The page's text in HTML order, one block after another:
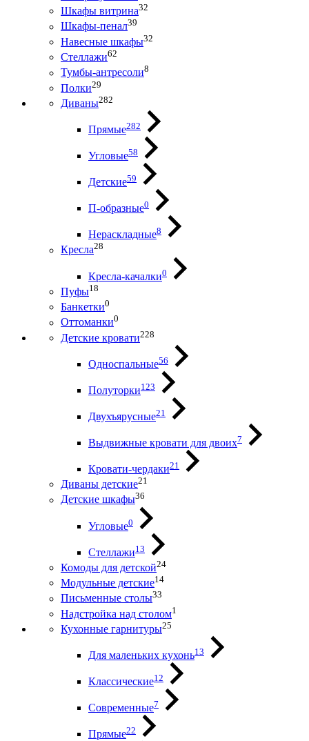
Шкафы витрина32
Шкафы-пенал39
Навесные шкафы32
Стеллажи62
Тумбы-антресоли8
Полки29
Диваны282
Прямые282
Угловые58
Детские59
П-образные0
Нераскладные8
Кресла28
Кресла-качалки0
Пуфы18
Банкетки0
Оттоманки0
Детские кровати228
Односпальные56
Полуторки123
Двухъярусные21
Выдвижные кровати для двоих7
Кровати-чердаки21
Диваны детские21
Детские шкафы36
Угловые0
Стеллажи13
Комоды для детской24
Модульные детские14
Письменные столы33
Надстройка над столом1
Кухонные гарнитуры25
Для маленьких кухонь13
Классические12
Современные7
Прямые22